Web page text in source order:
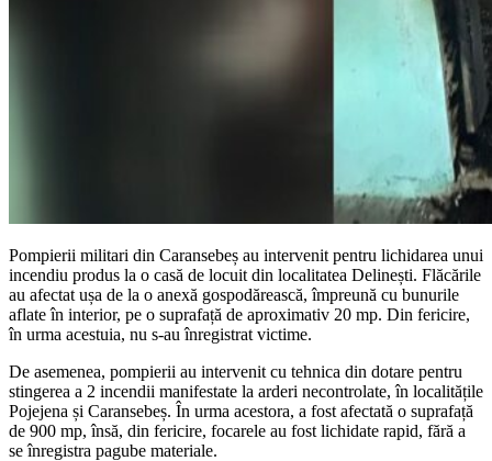
Pompierii militari din Caransebeș au intervenit pentru lichidarea unui
incendiu produs la o casă de locuit din localitatea Delinești. Flăcările
au afectat ușa de la o anexă gospodărească, împreună cu bunurile
aflate în interior, pe o suprafață de aproximativ 20 mp. Din fericire,
în urma acestuia, nu s-au înregistrat victime.
De asemenea, pompierii au intervenit cu tehnica din dotare pentru
stingerea a 2 incendii manifestate la arderi necontrolate, în localitățile
Pojejena și Caransebeș. În urma acestora, a fost afectată o suprafață
de 900 mp, însă, din fericire, focarele au fost lichidate rapid, fără a
se înregistra pagube materiale.